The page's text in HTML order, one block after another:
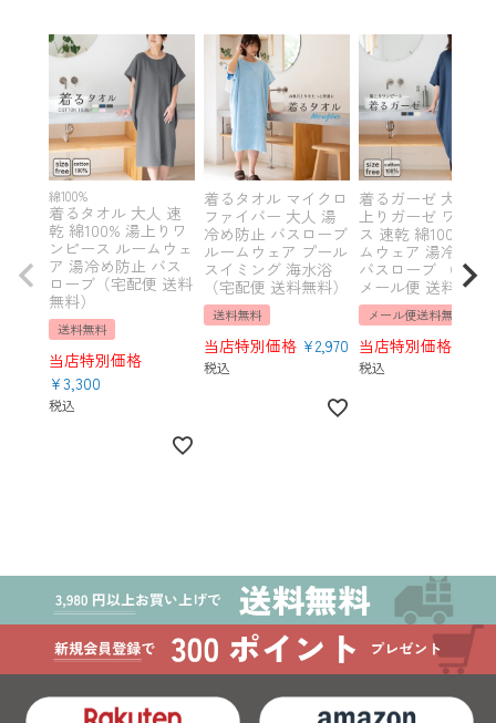
綿100%
着るタオル 大人 速
乾 綿100% 湯上りワ
ンピース ルームウェ
ア 湯冷め防止 バス
ローブ（宅配便 送料
無料）
送料無料
当店特別価格
¥3,300
税込
着るタオル マイクロ
ファイバー 大人 湯
冷め防止 バスローブ
ルームウェア プール
スイミング 海水浴
（宅配便 送料無料）
送料無料
当店特別価格 ¥2,970
税込
着るガーゼ 大人 湯
上りガーゼ ワンピ
ス 速乾 綿100% ル
ムウェア 湯冷め防
バスローブ （圧縮
メール便 送料無料
メール便送料無料
当店特別価格
税込